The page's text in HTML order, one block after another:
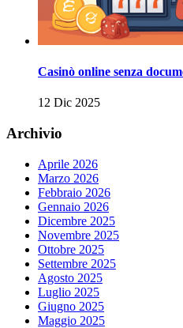
Casinò online senza
12 Dic 2025
Archivio
Aprile 2026
Marzo 2026
Febbraio 2026
Gennaio 2026
Dicembre 2025
Novembre 2025
Ottobre 2025
Settembre 2025
Agosto 2025
Luglio 2025
Giugno 2025
Maggio 2025